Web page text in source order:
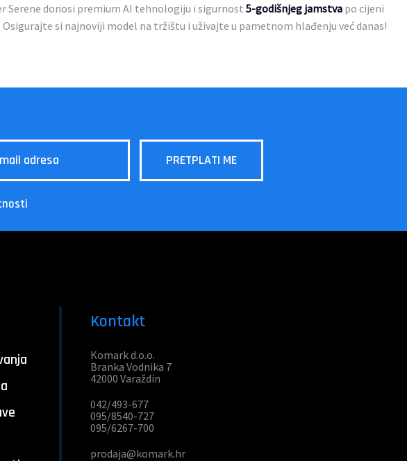
Serene donosi premium AI tehnologiju i sigurnost5-godišnjeg jamstvapo cijeni
si najnoviji model na tržištu i uživajte u pametnom hlađenju već danas!
Kontakt
Komark d.o.o.
Branka Vodnika 7
42000 Varaždin
042/493-677
095/8540-727
095/6267-700
prodaja@komark.hr